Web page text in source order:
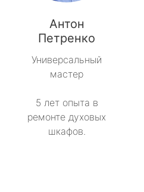
Антон
Петренко
Универсальный
мастер
5 лет опыта в
ремонте духовых
шкафов.